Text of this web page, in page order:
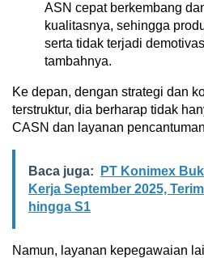
ASN cepat berkembang
kualitasnya, sehingga
serta tidak terjadi
tambahnya.
Ke depan, dengan strategi dan
terstruktur, dia berharap tidak
CASN dan layanan
Baca juga:
PT Konimex
Kerja September 2025,
hingga S1
Namun, layanan kepegawaian